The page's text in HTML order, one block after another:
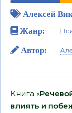
Алексей
Жанр:
Автор:
Книга «
влиять и